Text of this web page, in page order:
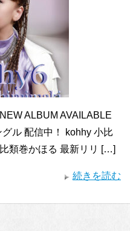
ALBUM AVAILABLE
ル 配信中！ kohhy 小比
類巻かほる 最新リリ […]
続きを読む